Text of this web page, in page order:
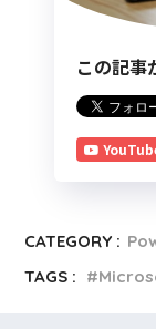
この記事
CATEGORY :
TAGS :